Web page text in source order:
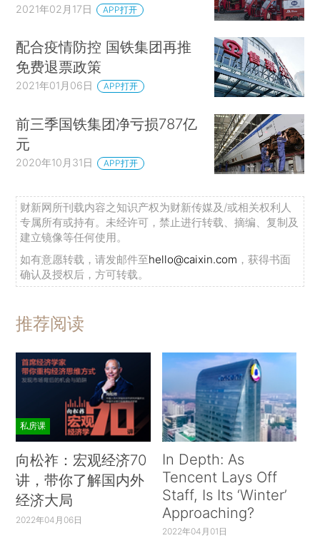
2021年02月17日 APP打开
配合疫情防控 国铁集团再推
免费退票政策
2021年01月06日 APP打开
前三季国铁集团净亏损787亿
元
2020年10月31日 APP打开
财新网所刊载内容之知识产权为财新传媒及/或相关权利人
专属所有或持有。未经许可，禁止进行转载、摘编、复制及
建立镜像等任何使用。
如有意愿转载，请发邮件至hello@caixin.com ，获得书面
确认及授权后，方可转载。
推荐阅读
私房课
向松祚：宏观经济70
讲，带你了解国内外
经济大局
2022年04月06日
In Depth: As
Tencent Lays Off
Staff, Is Its ‘Winter’
Approaching?
2022年04月01日